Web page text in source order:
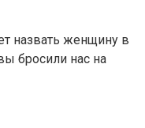
назвать женщину в
бросили нас на